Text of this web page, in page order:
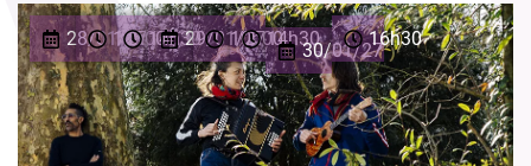
28/01/27
10h0014h3029/01/27
10h0014h30
30/01/27
16h30